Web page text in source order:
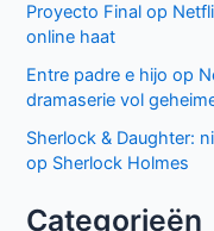
Proyecto Final op
online haat
Entre padre e hijo op
dramaserie vol
Sherlock & Daughter:
op Sherlock Holmes
Categorieën